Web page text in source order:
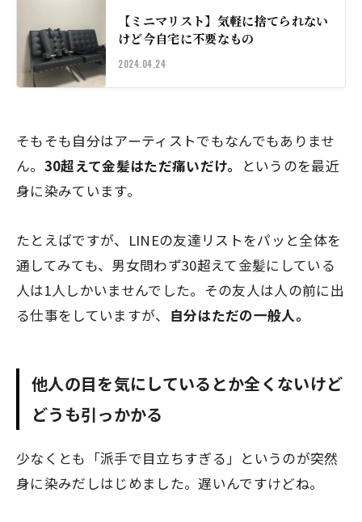
【ミニマリスト】気軽に捨てられない
けど今自宅に不要なもの
2024.04.24
そもそも自分はアーティストでもなんでもありませ
ん。 30超えて金髪はただ痛いだけ。 というのを最近
身に染みています。
たとえばですが、LINEの友達リストをパッと全体を
通してみても、男女問わず30超えて金髪にしている
人は1人しかいませんでした。その友人は人の前に出
る仕事をしていますが、 自分はただの一般人。
他人の目を気にしているとか全くないけど
どうも引っかかる
少なくとも「派手で目立ちすぎる」というのが突然
身に染みだしはじめました。遅いんですけどね。